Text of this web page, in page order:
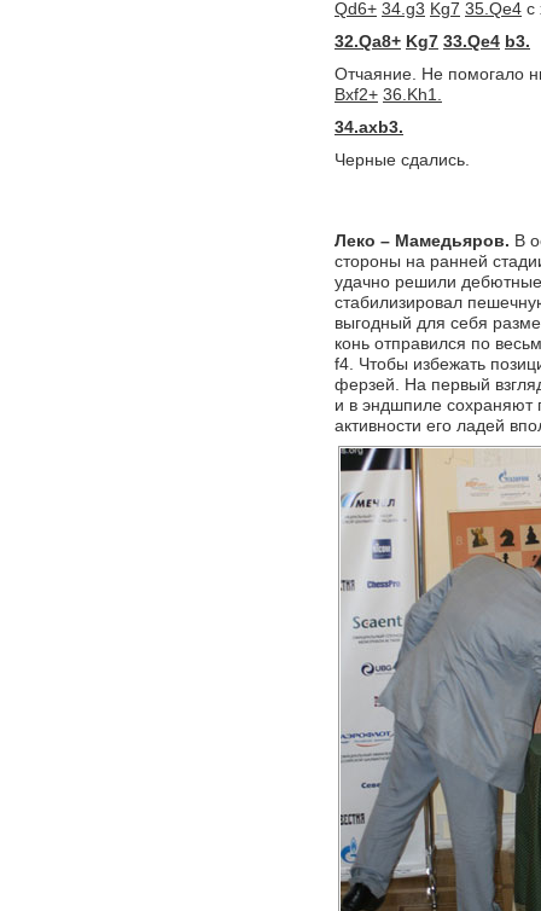
Qd6+ 34.g3 Kg7 35.Qe4 с
32.Qa8+ Kg7 33.Qe4 b3.
Отчаяние. Не помогало
Bxf2+ 36.Kh1.
34.axb3.
Черные сдались.
Леко – Мамедьяров. В
стороны на ранней
удачно решили
стабилизировал
выгодный для себя
конь отправился по
f4. Чтобы избежать
ферзей. На первый
и в эндшпиле сохраняют
активности его ладей